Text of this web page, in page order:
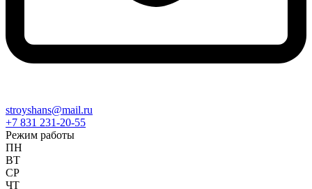
stroyshans@mail.ru
+7 831 231-20-55
Режим работы
ПН
ВТ
СР
ЧТ